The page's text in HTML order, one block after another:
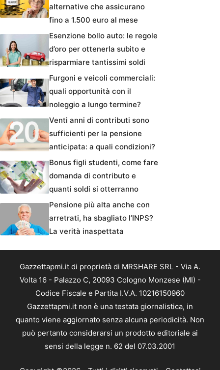
alternative che assicurano
fino a 1.500 euro al mese
Esenzione bollo auto: le regole
d’oro per ottenerla subito e
risparmiare tantissimi soldi
Furgoni e veicoli commerciali:
quali opportunità con il
noleggio a lungo termine?
Venti anni di contributi sono
sufficienti per la pensione
anticipata: a quali condizioni?
Bonus figli studenti, come fare
domanda di contributo e
quanti soldi si otterranno
Pensione più alta anche con
arretrati, ha sbagliato l’INPS?
La verità inaspettata
Gazzettapmi.it di proprietà di MRSHARE SRL - Via A.
Volta 16 - Palazzo C, 20093 Cologno Monzese (MI) -
Codice Fiscale e Partita I.V.A. 10216150960
Gazzettapmi.it non è una testata giornalistica, in
quanto viene aggiornato senza alcuna periodicità. Non
può pertanto considerarsi un prodotto editoriale ai
sensi della legge n. 62 del 07.03.2001